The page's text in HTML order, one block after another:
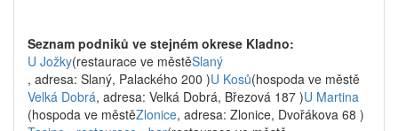
Seznam podniků ve stejném okrese Kladno:
U Jožky(restaurace ve městěSlaný
, adresa: Slaný, Palackého 200 )U Kosů(hospoda ve městě
Velká Dobrá, adresa: Velká Dobrá, Březová 187 )U Martina
(hospoda ve městěZlonice, adresa: Zlonice, Dvořákova 68 )